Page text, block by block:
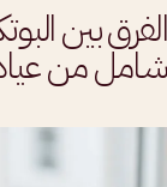
الفرق بين
شامل من